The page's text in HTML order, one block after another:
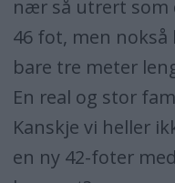
nær så utrert som
46 fot, men nokså
bare tre meter
En real og stor
Kanskje vi heller
en ny 42-foter